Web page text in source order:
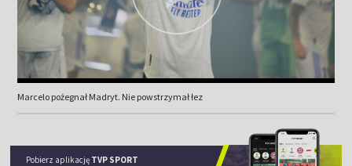
Marcelo pożegnał Madryt. Nie powstrzymał łez
Pobierz aplikację TVP SPORT